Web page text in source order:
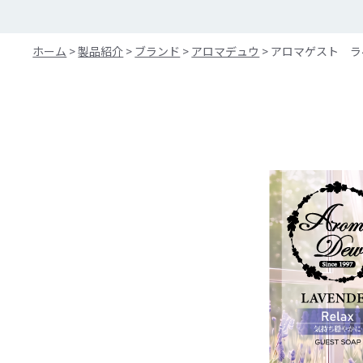
ホーム >製品紹介 > ブランド > アロマデュウ > アロマゲスト ラ